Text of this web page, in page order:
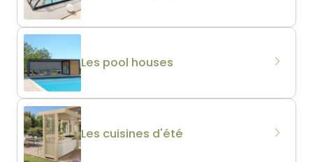
Les pool houses
Les cuisines d'été